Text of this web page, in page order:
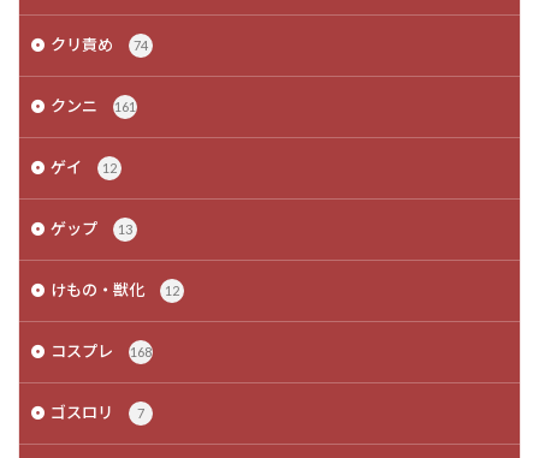
クリ責め 74
クンニ 161
ゲイ 12
ゲップ 13
けもの・獣化 12
コスプレ 168
ゴスロリ 7